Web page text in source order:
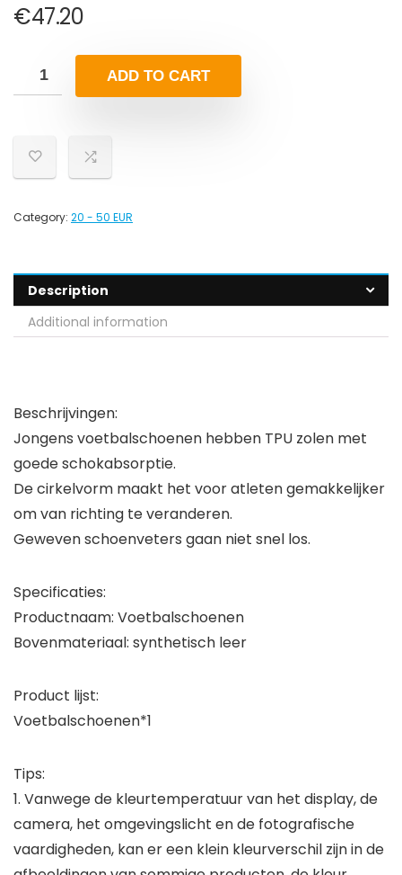
€47.20
ADD TO CART
Category: 20 - 50 EUR
Description
Additional information
Beschrijvingen:
Jongens voetbalschoenen hebben TPU zolen met
goede schokabsorptie.
De cirkelvorm maakt het voor atleten gemakkelijker
om van richting te veranderen.
Geweven schoenveters gaan niet snel los.
Specificaties:
Productnaam: Voetbalschoenen
Bovenmateriaal: synthetisch leer
Product lijst:
Voetbalschoenen*1
Tips:
1. Vanwege de kleurtemperatuur van het display, de
camera, het omgevingslicht en de fotografische
vaardigheden, kan er een klein kleurverschil zijn in de